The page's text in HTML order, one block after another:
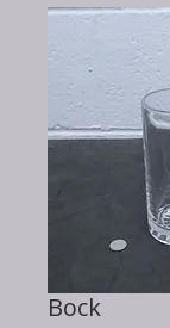
Bock